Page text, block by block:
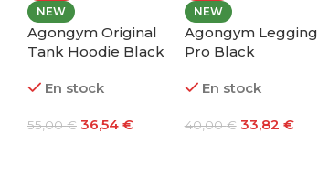
NEW
Agongym Original
Tank Hoodie Black
En stock
55,00€ 36,54 €
NEW
Agongym Legging
Pro Black
En stock
40,00€ 33,82 €